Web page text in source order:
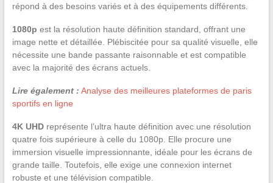
répond à des besoins variés et à des équipements différents.
1080p est la résolution haute définition standard, offrant une
image nette et détaillée. Plébiscitée pour sa qualité visuelle, elle
nécessite une bande passante raisonnable et est compatible
avec la majorité des écrans actuels.
Lire également : Analyse des meilleures plateformes de paris
sportifs en ligne
4K UHDreprésente l’ultra haute définition avec une résolution
quatre fois supérieure à celle du 1080p. Elle procure une
immersion visuelle impressionnante, idéale pour les écrans de
grande taille. Toutefois, elle exige une connexion internet
robuste et une télévision compatible.